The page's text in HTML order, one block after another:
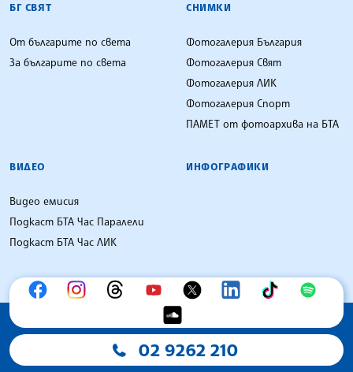
БГ СВЯТ
От българите по света
За българите по света
СНИМКИ
Фотогалерия България
Фотогалерия Свят
Фотогалерия ЛИК
Фотогалерия Спорт
ПАМЕТ от фотоархива на БТА
ВИДЕО
Видео емисия
Подкаст БТА Час Паралели
Подкаст БТА Час ЛИК
ИНФОГРАФИКИ
02 9262 210